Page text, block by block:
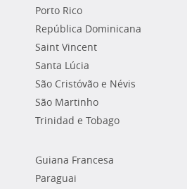
Porto Rico
República Dominicana
Saint Vincent
Santa Lúcia
São Cristóvão e Névis
São Martinho
Trinidad e Tobago
Guiana Francesa
Paraguai